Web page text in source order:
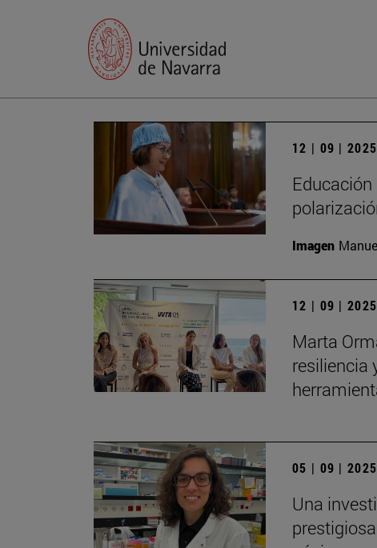
12 | 09 | 2025
Imagen
12 | 09 | 2025
Marta
resiliencia
05 | 09 | 2025
Una